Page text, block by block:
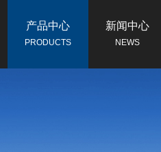
产品中心
PRODUCTS
新闻中心
NEWS